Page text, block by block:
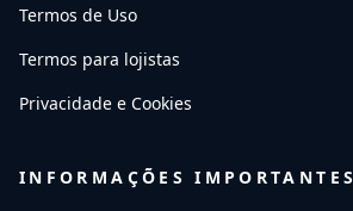
Termos de Uso
Termos para lojistas
Privacidade e Cookies
INFORMAÇÕES IMPORTANTES